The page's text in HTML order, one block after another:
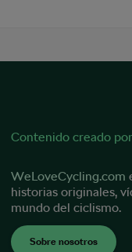
Contenido creado por
WeLoveCycling.com
historias originales,
mundo del ciclismo.
Sobre nosotros